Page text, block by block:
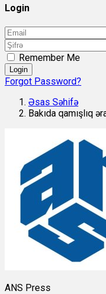
Login
Remember Me
Login
Forgot Password?
Əsas Səhifə
Bakıda qamışlıq
ANS Press